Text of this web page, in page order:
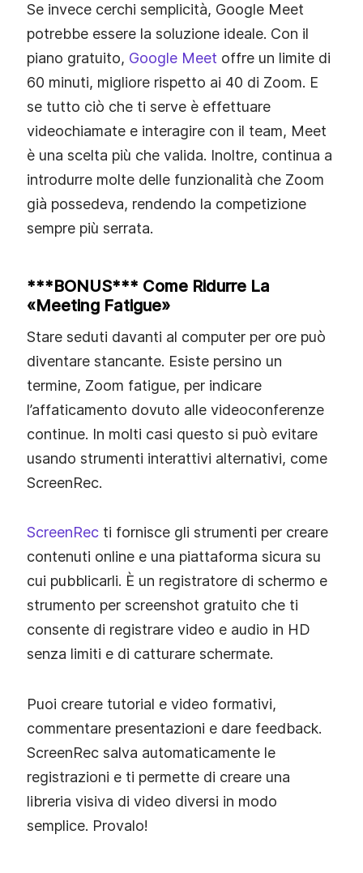
Se invece cerchi semplicità, Google Meet
potrebbe essere la soluzione ideale. Con il
piano gratuito, Google Meet offre un limite di
60 minuti, migliore rispetto ai 40 di Zoom. E
se tutto ciò che ti serve è effettuare
videochiamate e interagire con il team, Meet
è una scelta più che valida. Inoltre, continua a
introdurre molte delle funzionalità che Zoom
già possedeva, rendendo la competizione
sempre più serrata.
***BONUS*** Come Ridurre La
«meeting Fatigue»
Stare seduti davanti al computer per ore può
diventare stancante. Esiste persino un
termine, Zoom fatigue, per indicare
l’affaticamento dovuto alle videoconferenze
continue. In molti casi questo si può evitare
usando strumenti interattivi alternativi, come
ScreenRec.
ScreenRec ti fornisce gli strumenti per creare
contenuti online e una piattaforma sicura su
cui pubblicarli. È un registratore di schermo e
strumento per screenshot gratuito che ti
consente di registrare video e audio in HD
senza limiti e di catturare schermate.
Puoi creare tutorial e video formativi,
commentare presentazioni e dare feedback.
ScreenRec salva automaticamente le
registrazioni e ti permette di creare una
libreria visiva di video diversi in modo
semplice. Provalo!